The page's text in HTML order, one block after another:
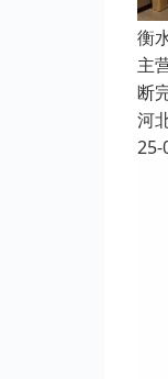
衡
主
断
河
25-